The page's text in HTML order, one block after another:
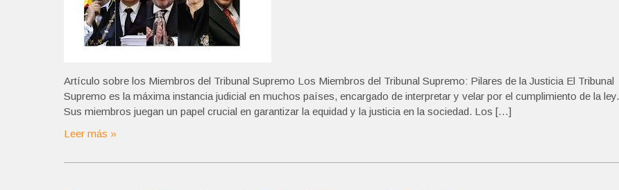
Artículo sobre los Miembros del Tribunal Supremo Los Miembros del Tribunal Supremo: Pilares de la Justicia El Tribunal
Supremo es la máxima instancia judicial en muchos países, encargado de interpretar y velar por el cumplimiento de la ley.
Sus miembros juegan un papel crucial en garantizar la equidad y la justicia en la sociedad. Los […]
Leer más »